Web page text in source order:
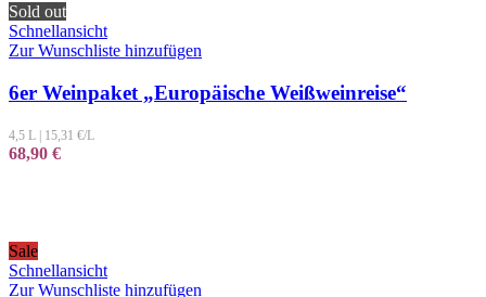
Sold out
Schnellansicht
Zur Wunschliste hinzufügen
6er Weinpaket „Europäische Weißweinreise“
4,5 L 15,31 €/L
68,90 €
Sale
Schnellansicht
Zur Wunschliste hinzufügen